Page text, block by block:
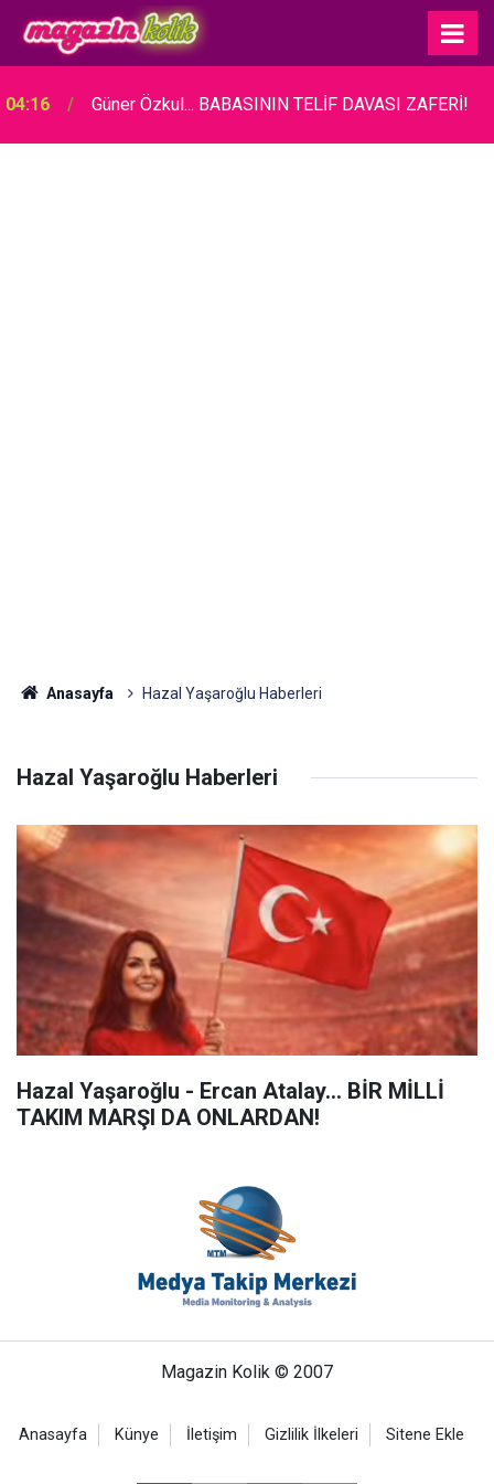
04:16 Güner Özkul... BABASININ TELİF DAVASI ZAFERİ!
Anasayfa Hazal Yaşaroğlu Haberleri
Hazal Yaşaroğlu Haberleri
Hazal Yaşaroğlu - Ercan Atalay… BİR MİLLİ
TAKIM MARŞI DA ONLARDAN!
Magazin Kolik © 2007
Anasayfa Künye İletişim Gizlilik İlkeleri Sitene Ekle